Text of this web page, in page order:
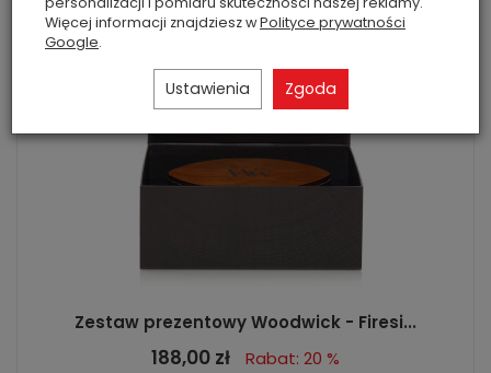
Zestaw prezentowy Woodwick - Firesi...
188,00 zł Rabat: 20 %
Więcej informacji znajdziesz wPolityce prywatności
Google.
Ustawienia Zgoda